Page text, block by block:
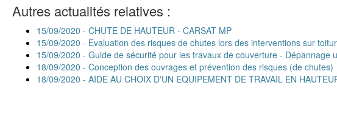
Autres actualités relatives :
15/09/2020 - CHUTE DE HAUTEUR - CARSAT MP
15/09/2020 - Evaluation des risques de chutes lors des interventions sur
15/09/2020 - Guide de sécurité pour les travaux de couverture - Dépannage
18/09/2020 - Conception des ouvrages et prévention des risques (de chutes)
18/09/2020 - AIDE AU CHOIX D'UN EQUIPEMENT DE TRAVAIL EN